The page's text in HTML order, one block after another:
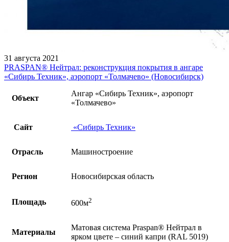
31 августа 2021
PRASPAN®️ Нейтрал: реконструкция покрытия в ангаре
«Сибирь Техник», аэропорт «Толмачево» (Новосибирск)
Объект
Ангар «Сибирь Техник», аэропорт
«Толмачево»
Сайт «Сибирь Техник»
Отрасль Машиностроение
Регион Новосибирская область
Площадь 600м2
Материалы
Матовая система Praspan®️ Нейтрал в
ярком цвете – синий капри (RAL 5019)